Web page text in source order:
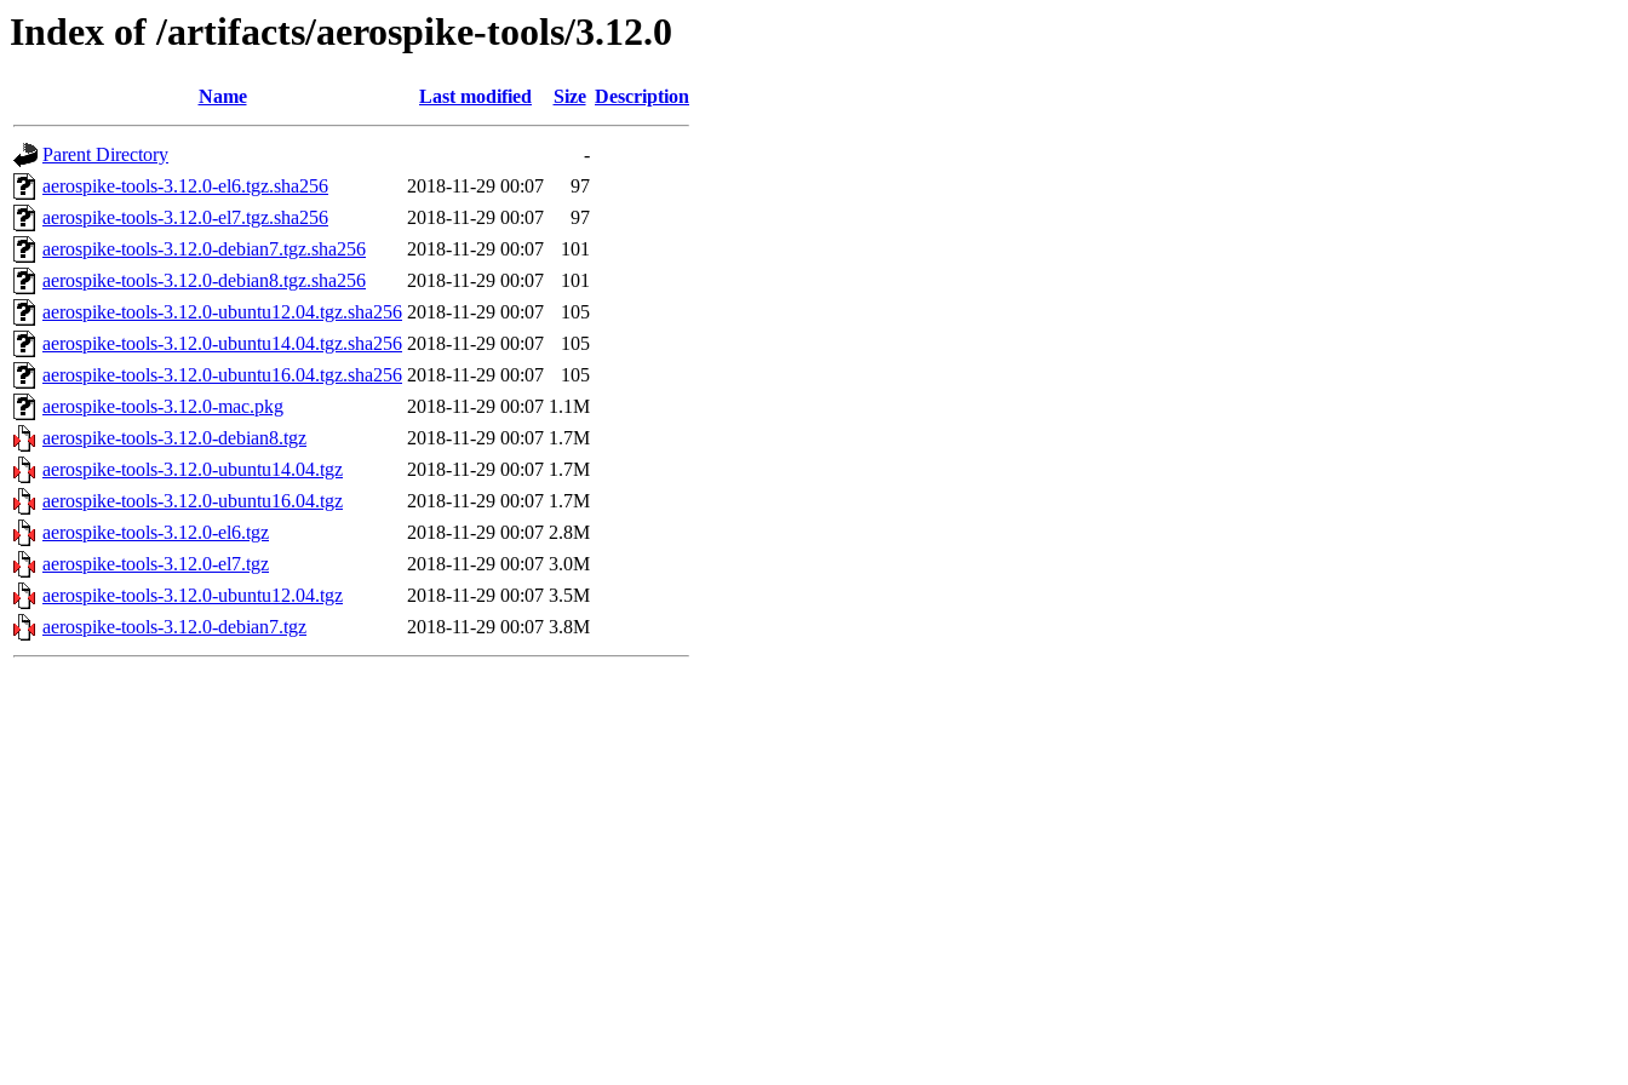
Index of /artifacts/aerospike-tools/3.12.0
Name Last modified Size Description
Parent Directory
-
aerospike-tools-3.12.0-el6.tgz.sha256
2018-11-29 00:07
97
aerospike-tools-3.12.0-el7.tgz.sha256
2018-11-29 00:07
97
aerospike-tools-3.12.0-debian7.tgz.sha256
2018-11-29 00:07
101
aerospike-tools-3.12.0-debian8.tgz.sha256
2018-11-29 00:07
101
aerospike-tools-3.12.0-ubuntu12.04.tgz.sha256 2018-11-29 00:07
105
aerospike-tools-3.12.0-ubuntu14.04.tgz.sha256 2018-11-29 00:07
105
aerospike-tools-3.12.0-ubuntu16.04.tgz.sha256 2018-11-29 00:07
105
aerospike-tools-3.12.0-mac.pkg
2018-11-29 00:07 1.1M
aerospike-tools-3.12.0-debian8.tgz
2018-11-29 00:07 1.7M
aerospike-tools-3.12.0-ubuntu14.04.tgz
2018-11-29 00:07 1.7M
aerospike-tools-3.12.0-ubuntu16.04.tgz
2018-11-29 00:07 1.7M
aerospike-tools-3.12.0-el6.tgz
2018-11-29 00:07 2.8M
aerospike-tools-3.12.0-el7.tgz
2018-11-29 00:07 3.0M
aerospike-tools-3.12.0-ubuntu12.04.tgz
2018-11-29 00:07 3.5M
aerospike-tools-3.12.0-debian7.tgz
2018-11-29 00:07 3.8M